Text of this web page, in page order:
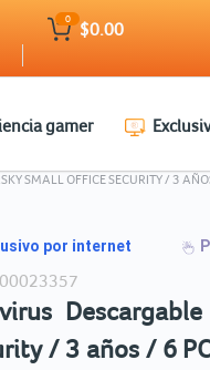
0
$0.00
gamer
SMALL OFFICE SECURITY / 3
por internet
/ 3 años / 6
Codigo Postal